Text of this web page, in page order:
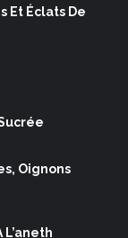
Et Éclats De
Oignons